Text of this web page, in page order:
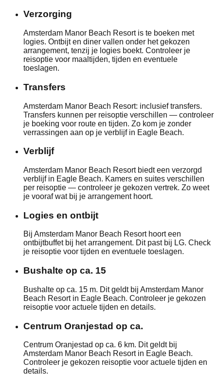
Verzorging
Amsterdam Manor Beach Resort is te boeken met
logies. Ontbijt en diner vallen onder het gekozen
arrangement, tenzij je logies boekt. Controleer je
reisoptie voor maaltijden, tijden en eventuele
toeslagen.
Transfers
Amsterdam Manor Beach Resort: inclusief transfers.
Transfers kunnen per reisoptie verschillen — controleer
je boeking voor route en tijden. Zo kom je zonder
verrassingen aan op je verblijf in Eagle Beach.
Verblijf
Amsterdam Manor Beach Resort biedt een verzorgd
verblijf in Eagle Beach. Kamers en suites verschillen
per reisoptie — controleer je gekozen vertrek. Zo weet
je vooraf wat bij je arrangement hoort.
Logies en ontbijt
Bij Amsterdam Manor Beach Resort hoort een
ontbijtbuffet bij het arrangement. Dit past bij LG. Check
je reisoptie voor tijden en eventuele toeslagen.
Bushalte op ca. 15
Bushalte op ca. 15 m. Dit geldt bij Amsterdam Manor
Beach Resort in Eagle Beach. Controleer je gekozen
reisoptie voor actuele tijden en details.
Centrum Oranjestad op ca.
Centrum Oranjestad op ca. 6 km. Dit geldt bij
Amsterdam Manor Beach Resort in Eagle Beach.
Controleer je gekozen reisoptie voor actuele tijden en
details.